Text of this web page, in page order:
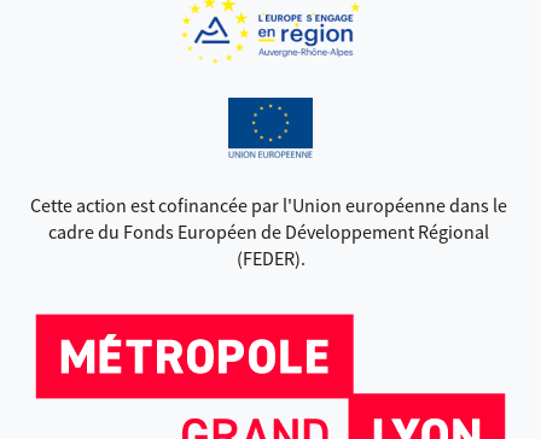
Cette action est cofinancée par l'Union européenne dans le
cadre du Fonds Européen de Développement Régional
(FEDER).